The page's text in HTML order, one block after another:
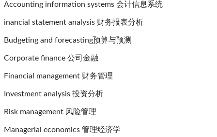
Accounting information systems 会计信息系统
inancial statement analysis 财务报表分析
Budgeting and forecasting预算与预测
Corporate finance 公司金融
Financial management 财务管理
Investment analysis 投资分析
Risk management 风险管理
Managerial economics 管理经济学